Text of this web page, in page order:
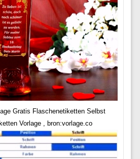
Gratis Flaschenetiketten Selbst
Vorlage , bron:vorlage.co